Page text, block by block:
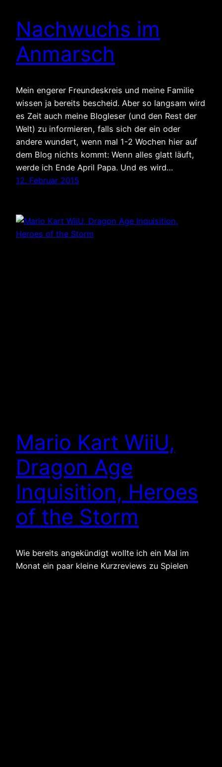
Nachwuchs im
Anmarsch
Mein engerer Freundeskreis und meine Familie
wissen ja bereits bescheid. Aber so langsam wird
es Zeit auch meine Blogleser (und den Rest der
Welt) zu informieren, falls sich der ein oder
andere wundert, wenn mal 1-2 Wochen hier auf
dem Blog nichts kommt: Wenn alles glatt läuft,
werde ich Ende April Papa. Und es wird…
12. Februar 2015
Mario Kart WiiU,
Dragon Age
Inquisition, Heroes
of the Storm
Wie bereits angekündigt wollte ich ein Mal im
Monat ein paar kleine Kurzreviews zu Spielen